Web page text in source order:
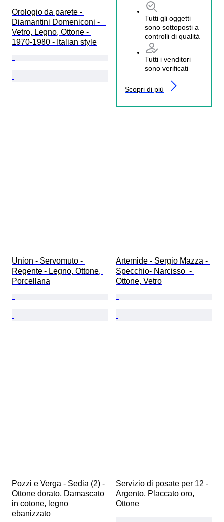
Tutti gli oggetti
sono sottoposti a
controlli di qualità
Tutti i venditori
sono verificati
Scopri di più
Orologio da parete -
Diamantini Domeniconi -
Vetro, Legno, Ottone -
1970-1980 - Italian style
Union - Servomuto -
Regente - Legno, Ottone,
Porcellana
Artemide - Sergio Mazza -
Specchio- Narcisso  -
Ottone, Vetro
Pozzi e Verga - Sedia (2) -
Ottone dorato, Damascato
in cotone, legno
ebanizzato
Servizio di posate per 12 -
Argento, Placcato oro,
Ottone